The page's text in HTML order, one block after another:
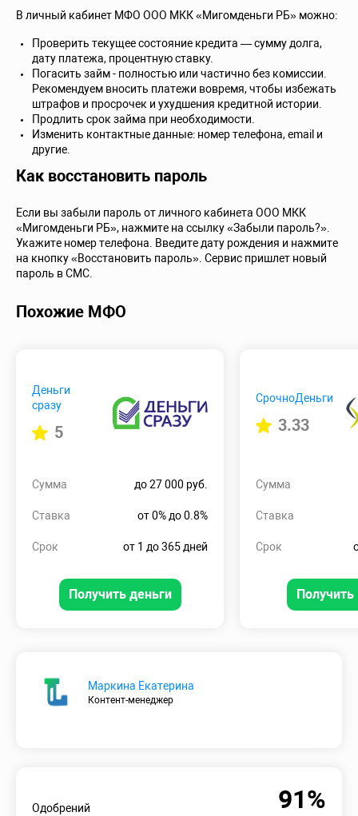
В личный кабинет МФО ООО МКК «Мигомденьги РБ» можно:
Проверить текущее состояние кредита — сумму долга,
дату платежа, процентную ставку.
Погасить займ - полностью или частично без комиссии.
Рекомендуем вносить платежи вовремя, чтобы избежать
штрафов и просрочек и ухудшения кредитной истории.
Продлить срок займа при необходимости.
Изменить контактные данные: номер телефона, email и
другие.
Как восстановить пароль
Если вы забыли пароль от личного кабинета ООО МКК
«Мигомденьги РБ», нажмите на ссылку «Забыли пароль?».
Укажите номер телефона. Введите дату рождения и нажмите
на кнопку «Восстановить пароль». Сервис пришлет новый
пароль в СМС.
Похожие МФО
Деньги
сразу
5
Сумма до 27 000 руб.
Ставка от 0% до 0.8%
Срок от 1 до 365 дней
Получить деньги
СрочноДеньги
3.33
Сумма
Ставка
Срок
Получить
Маркина Екатерина
Контент-менеджер
Одобрений 91%